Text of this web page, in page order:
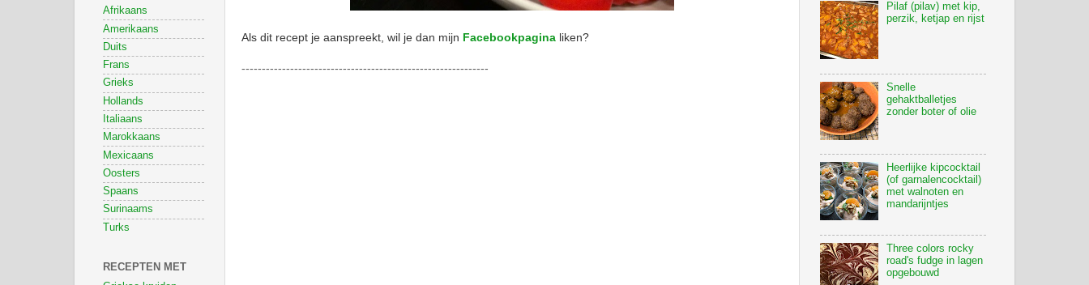
Als dit recept je aanspreekt, wil je dan mijn Facebookpagina liken?
-------------------------------------------------------------
Afrikaans
Amerikaans
Duits
Frans
Grieks
Hollands
Italiaans
Marokkaans
Mexicaans
Oosters
Spaans
Surinaams
Turks
RECEPTEN MET
Pilaf (pilav) met kip,
perzik, ketjap en rijst
Snelle
gehaktballetjes
zonder boter of olie
Heerlijke kipcocktail
(of garnalencocktail)
met walnoten en
mandarijntjes
Three colors rocky
road's fudge in lagen
opgebouwd